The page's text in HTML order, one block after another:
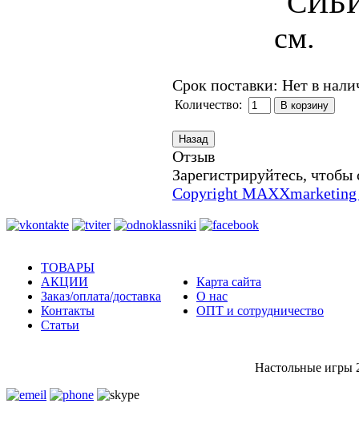
Срок поставки: Нет в
Количество:
Отзыв
Зарегистрируйтесь, чтобы
Copyright MAXXmarketing
ТОВАРЫ
АКЦИИ
Заказ/оплата/доставка
Контакты
Статьи
Карта сайта
О нас
ОПТ и сотрудничество